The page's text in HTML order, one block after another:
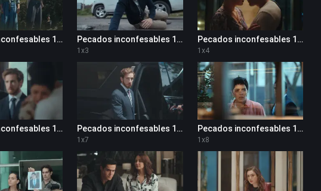
Pecados inconfesables 1x2 Pecados inconfesables 1x3
1 x3
Pecados inconfesables 1x4
1 x4
Pecados inconfesables 1x6 Pecados inconfesables 1x7
1 x7
Pecados inconfesables 1x8
1 x8